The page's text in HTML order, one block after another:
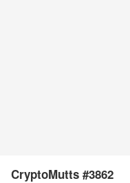
CryptoMutts #3862